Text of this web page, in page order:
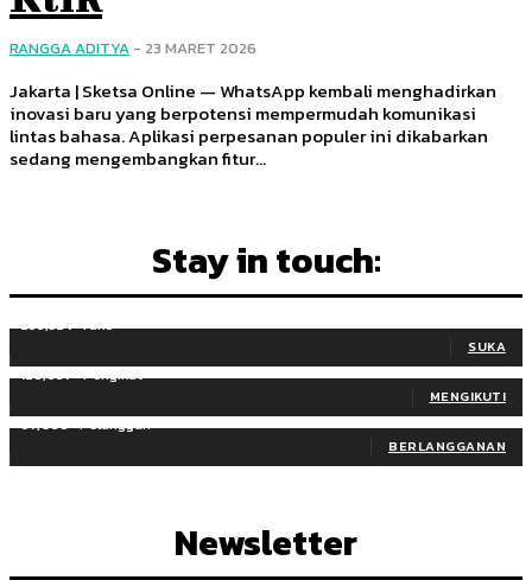
RANGGA ADITYA - 23 MARET 2026
Jakarta | Sketsa Online — WhatsApp kembali menghadirkan
inovasi baru yang berpotensi mempermudah komunikasi
lintas bahasa. Aplikasi perpesanan populer ini dikabarkan
sedang mengembangkan fitur...
Stay in touch:
255,324 Fans
SUKA
128,657 Pengikut
MENGIKUTI
97,058 Pelanggan
BERLANGGANAN
Newsletter